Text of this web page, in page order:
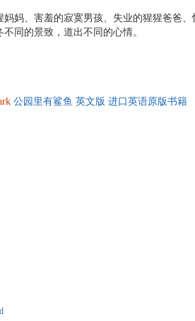
妈、害羞的寂寞男孩、失业的猩猩爸爸
同的景致，道出不同的心情。
公园里有鲨鱼 英文版 进口英语原版书籍